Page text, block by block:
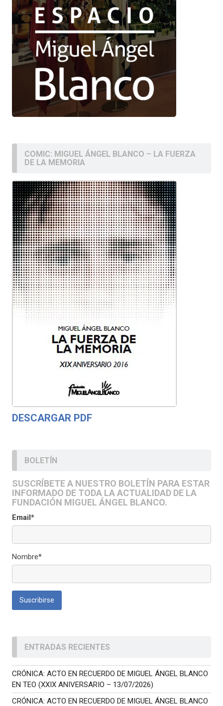
COMIC: MIGUEL ÁNGEL BLANCO – LA FUERZA
DE LA MEMORIA
DESCARGAR PDF
BOLETÍN
SUSCRÍBETE A NUESTRO BOLETÍN PARA ESTAR
INFORMADO DE TODA LA ACTUALIDAD DE LA
FUNDACIÓN MIGUEL ÁNGEL BLANCO.
Email*
Nombre*
ENTRADAS RECIENTES
CRÓNICA: ACTO EN RECUERDO DE MIGUEL ÁNGEL BLANCO
EN TEO (XXIX ANIVERSARIO – 13/07/2026)
CRÓNICA: ACTO EN RECUERDO DE MIGUEL ÁNGEL BLANCO